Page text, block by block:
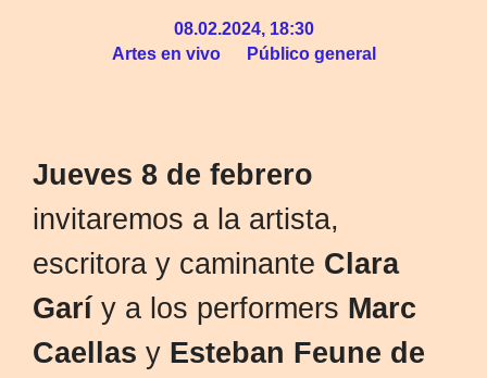
08.02.2024, 18:30
Artes en vivo
Público general
Jueves 8 de febrero
invitaremos a la artista,
escritora y caminante Clara
Garí y a los performers Marc
Caellas y Esteban Feune de